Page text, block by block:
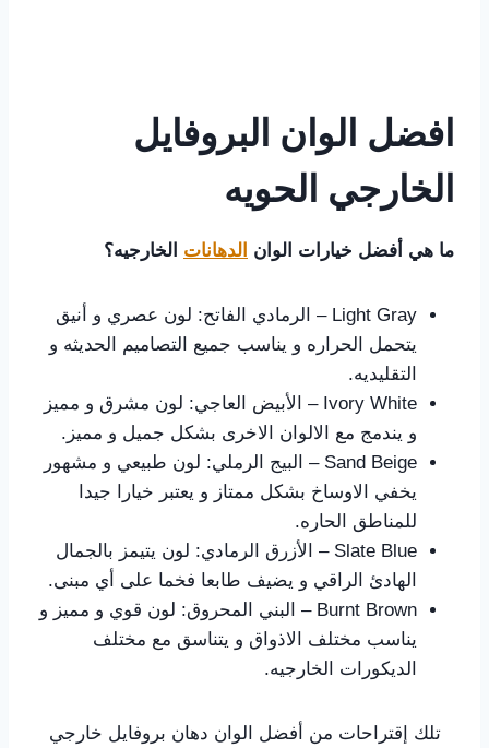
افضل الوان البروفايل
الخارجي الحويه
ما هي أفضل خيارات الوان الدهانات الخارجيه؟
Light Gray – الرمادي الفاتح: لون عصري و أنيق
يتحمل الحراره و يناسب جميع التصاميم الحديثه و
التقليديه.
Ivory White – الأبيض العاجي: لون مشرق و مميز
و يندمج مع الالوان الاخرى بشكل جميل و مميز.
Sand Beige – البيج الرملي: لون طبيعي و مشهور
يخفي الاوساخ بشكل ممتاز و يعتبر خيارا جيدا
للمناطق الحاره.
Slate Blue – الأزرق الرمادي: لون يتيمز بالجمال
الهادئ الراقي و يضيف طابعا فخما على أي مبنى.
Burnt Brown – البني المحروق: لون قوي و مميز و
يناسب مختلف الاذواق و يتناسق مع مختلف
الديكورات الخارجيه.
تلك إقتراحات من أفضل الوان دهان بروفايل خارجي